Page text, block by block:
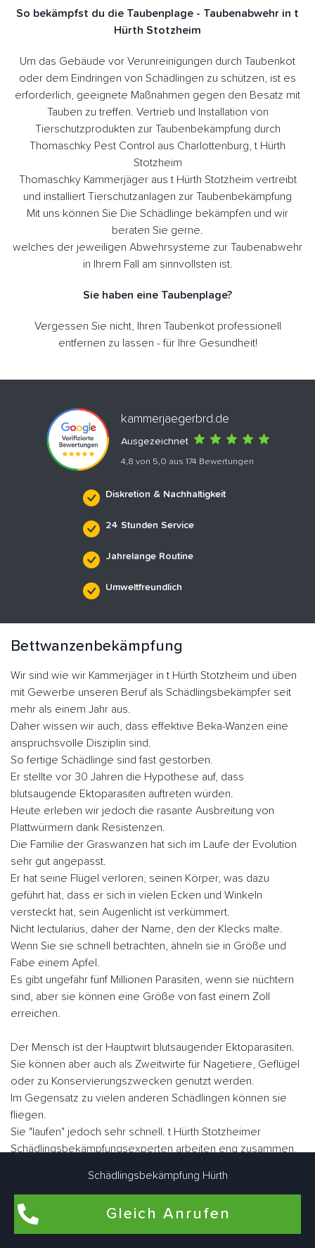
So bekämpfst du die Taubenplage - Taubenabwehr in t
Hürth Stotzheim
Um das Gebäude vor Verunreinigungen durch Taubenkot
oder dem Eindringen von Schädlingen zu schützen, ist es
erforderlich, geeignete Maßnahmen gegen den Besatz mit
Tauben zu treffen. Vertrieb und Installation von
Tierschutzprodukten zur Taubenbekämpfung durch
Thomaschky Pest Control aus Charlottenburg, t Hürth
Stotzheim
Thomaschky Kammerjäger aus t Hürth Stotzheim vertreibt
und installiert Tierschutzanlagen zur Taubenbekämpfung
Mit uns können Sie Die Schädlinge bekämpfen und wir
beraten Sie gerne.
welches der jeweiligen Abwehrsysteme zur Taubenabwehr
in Ihrem Fall am sinnvollsten ist.
Sie haben eine Taubenplage?
Vergessen Sie nicht, Ihren Taubenkot professionell
entfernen zu lassen - für Ihre Gesundheit!
kammerjaegerbrd.de
Ausgezeichnet
4,8 von 5,0 aus 174 Bewertungen
Diskretion & Nachhaltigkeit
24 Stunden Service
Jahrelange Routine
Umweltfreundlich
Bettwanzenbekämpfung
Wir sind wie wir Kammerjäger in t Hürth Stotzheim und üben
mit Gewerbe unseren Beruf als Schädlingsbekämpfer seit
mehr als einem Jahr aus.
Daher wissen wir auch, dass effektive Beka-Wanzen eine
anspruchsvolle Disziplin sind.
So fertige Schädlinge sind fast gestorben.
Er stellte vor 30 Jahren die Hypothese auf, dass
blutsaugende Ektoparasiten auftreten würden.
Heute erleben wir jedoch die rasante Ausbreitung von
Plattwürmern dank Resistenzen.
Die Familie der Graswanzen hat sich im Laufe der Evolution
sehr gut angepasst.
Er hat seine Flügel verloren, seinen Körper, was dazu
geführt hat, dass er sich in vielen Ecken und Winkeln
versteckt hat, sein Augenlicht ist verkümmert.
Nicht lectularius, daher der Name, den der Klecks malte.
Wenn Sie sie schnell betrachten, ähneln sie in Größe und
Fabe einem Apfel.
Es gibt ungefähr fünf Millionen Parasiten, wenn sie nüchtern
sind, aber sie können eine Größe von fast einem Zoll
erreichen.
Der Mensch ist der Hauptwirt blutsaugender Ektoparasiten.
Sie können aber auch als Zweitwirte für Nagetiere, Geflügel
oder zu Konservierungszwecken genutzt werden.
Im Gegensatz zu vielen anderen Schädlingen können sie
fliegen.
Sie "laufen" jedoch sehr schnell. t Hürth Stotzheimer
Schädlingsbekämpfungsexperten arbeiten eng zusammen,
Flohbekämpfung in t Hürth Stotzheim
Schädlingsbekämpfung Hürth
Gleich Anrufen